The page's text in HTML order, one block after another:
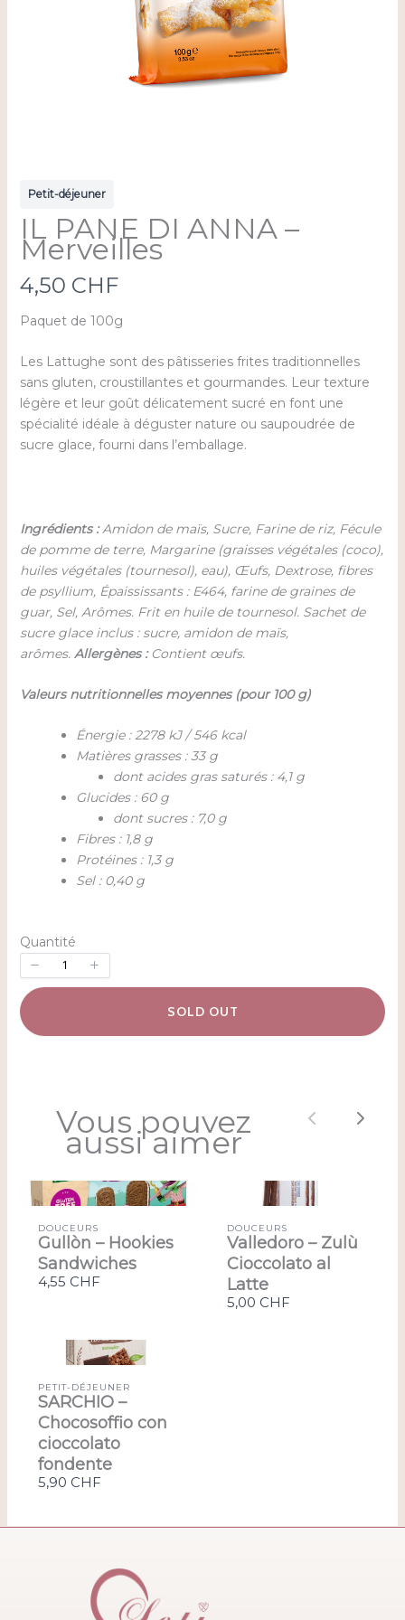
Petit-déjeuner
IL PANE DI ANNA –
Merveilles
N
o
4,50 CHF
Paquet de 100g
Les Lattughe sont des pâtisseries frites traditionnelles
sans gluten, croustillantes et gourmandes. Leur texture
légère et leur goût délicatement sucré en font une
spécialité idéale à déguster nature ou saupoudrée de
sucre glace, fourni dans l’emballage.
Ingrédients :Amidon de maïs, Sucre, Farine de riz, Fécule
de pomme de terre, Margarine (graisses végétales (coco),
huiles végétales (tournesol), eau), Œufs, Dextrose, fibres
de psyllium, Épaississants : E464, farine de graines de
guar, Sel, Arômes. Frit en huile de tournesol. Sachet de
sucre glace inclus : sucre, amidon de maïs,
arômes. Allergènes : Contient œufs.
Valeurs nutritionnelles moyennes (pour 100 g)
Énergie : 2278 kJ / 546 kcal
Matières grasses : 33 g
dont acides gras saturés : 4,1 g
Glucides : 60 g
dont sucres : 7,0 g
Fibres : 1,8 g
Protéines : 1,3 g
Sel : 0,40 g
Quantité
SOLD OUT
Vous pouvez
aussi aimer Previous
Next
DOUCEURS
Gullòn – Hookies
Sandwiches
4,55 CHF
DOUCEURS
Valledoro – Zulù
Cioccolato al
Latte
5,00 CHF
PETIT-DÉJEUNER
SARCHIO –
Chocosoffio con
cioccolato
fondente
5,90 CHF